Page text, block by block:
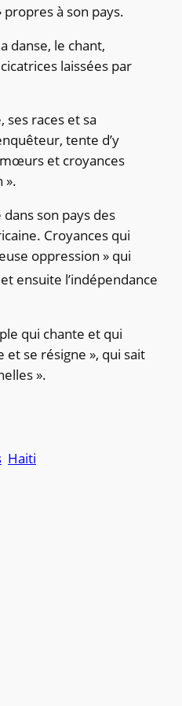
à son pays.
danse, le chant,
laissées par
races et sa
tente d’y
et croyances
».
dans son pays des
Croyances qui
oppression » qui
ensuite l’indépendance
qui chante et qui
se résigne », qui sait
».
Haiti